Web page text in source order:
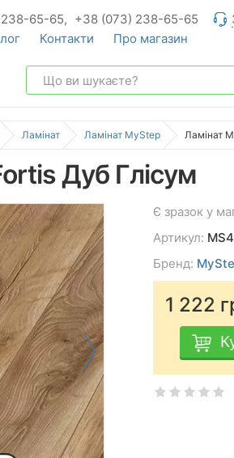
65-65, +38 (073) 238-65-65
Контакти Про магазин
Ламінат Ламінат MyStep Ламінат
Дуб Глісум
Є зразок у
Артикул:
Бренд:
1 222